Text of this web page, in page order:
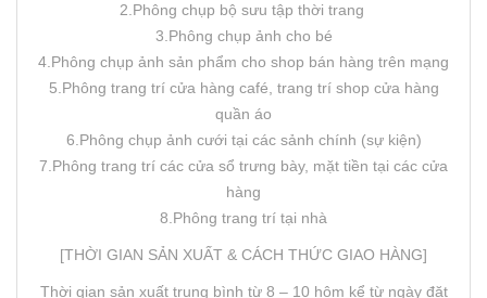
2.Phông chụp bộ sưu tập thời trang
3.Phông chụp ảnh cho bé
4.Phông chụp ảnh sản phẩm cho shop bán hàng trên mạng
5.Phông trang trí cửa hàng café, trang trí shop cửa hàng
quần áo
6.Phông chụp ảnh cưới tại các sảnh chính (sự kiện)
7.Phông trang trí các cửa sổ trưng bày, mặt tiền tại các cửa
hàng
8.Phông trang trí tại nhà
[THỜI GIAN SẢN XUẤT & CÁCH THỨC GIAO HÀNG]
Thời gian sản xuất trung bình từ 8 – 10 hôm kể từ ngày đặt